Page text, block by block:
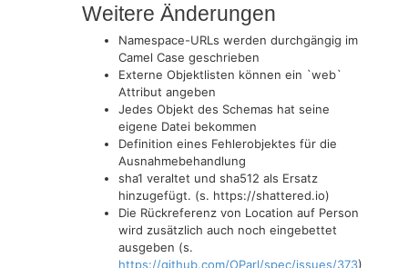
Weitere Änderungen
Namespace-URLs werden durchgängig im
Camel Case geschrieben
Externe Objektlisten können ein `web`
Attribut angeben
Jedes Objekt des Schemas hat seine
eigene Datei bekommen
Definition eines Fehlerobjektes für die
Ausnahmebehandlung
sha1 veraltet und sha512 als Ersatz
hinzugefügt. (s. https://shattered.io)
Die Rückreferenz von Location auf Person
wird zusätzlich auch noch eingebettet
ausgeben (s.
https://github.com/OParl/spec/issues/373)